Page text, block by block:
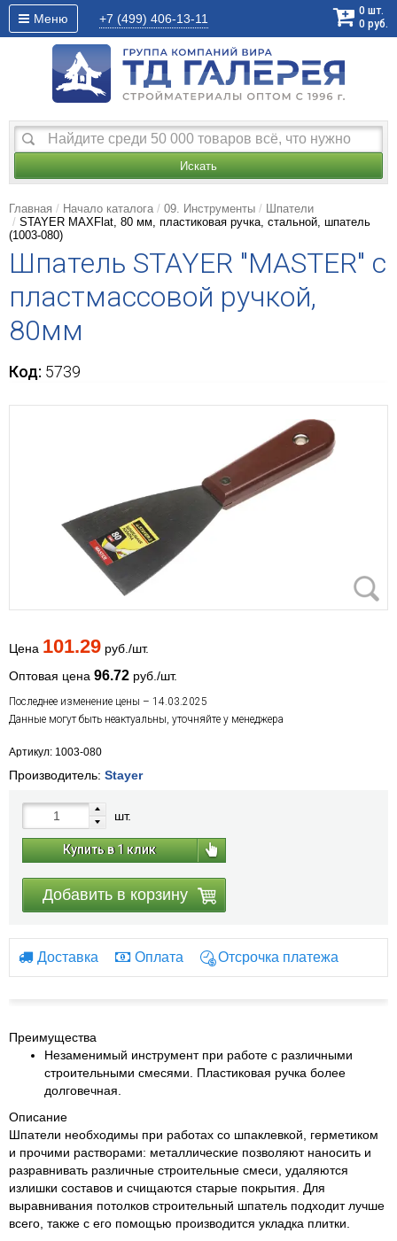
Меню +7 (499) 406-13-11
0 шт.
0 руб.
Искать
Главная Начало каталога 09. Инструменты
Шпатели
STAYER MAXFlat, 80 мм, пластиковая ручка, стальной, шпатель
(1003-080)
Шпатель STAYER "MASTER" c
пластмассовой ручкой,
80мм
Код: 5739
Цена 101.29 руб./шт.
Оптовая цена 96.72 руб./шт.
Последнее изменение цены – 14.03.2025
Данные могут быть неактуальны, уточняйте у менеджера
Артикул: 1003-080
Производитель: Stayer
шт.
Купить в 1 клик
Добавить в корзину
Доставка Оплата Отсрочка платежа
Преимущества
Незаменимый инструмент при работе с различными
строительными смесями. Пластиковая ручка более
долговечная.
Описание
Шпатели необходимы при работах со шпаклевкой, герметиком
и прочими растворами: металлические позволяют наносить и
разравнивать различные строительные смеси, удаляются
излишки составов и счищаются старые покрытия. Для
выравнивания потолков строительный шпатель подходит лучше
всего, также с его помощью производится укладка плитки.